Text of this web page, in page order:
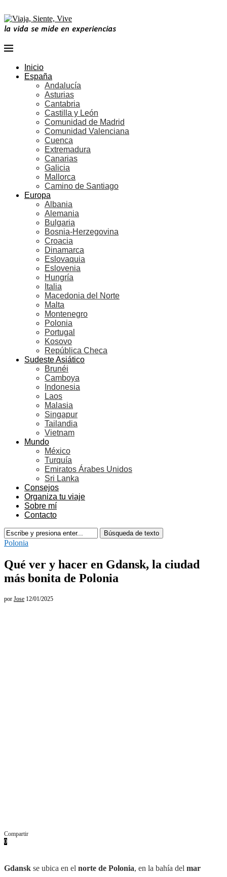
la vida se mide en experiencias
Inicio
España
Andalucía
Asturias
Cantabria
Castilla y León
Comunidad de Madrid
Comunidad Valenciana
Cuenca
Extremadura
Canarias
Galicia
Mallorca
Camino de Santiago
Europa
Albania
Alemania
Bulgaria
Bosnia-Herzegovina
Croacia
Dinamarca
Eslovaquia
Eslovenia
Hungría
Italia
Macedonia del Norte
Malta
Montenegro
Polonia
Portugal
Kosovo
República Checa
Sudeste Asiático
Brunéi
Camboya
Indonesia
Laos
Malasia
Singapur
Tailandia
Vietnam
Mundo
México
Turquía
Emiratos Árabes Unidos
Sri Lanka
Consejos
Organiza tu viaje
Sobre mí
Contacto
Polonia
Qué ver y hacer en Gdansk, la ciudad
más bonita de Polonia
por Jose 12/01/2025
Compartir
0
Gdansk se ubica en el norte de Polonia, en la bahía del mar